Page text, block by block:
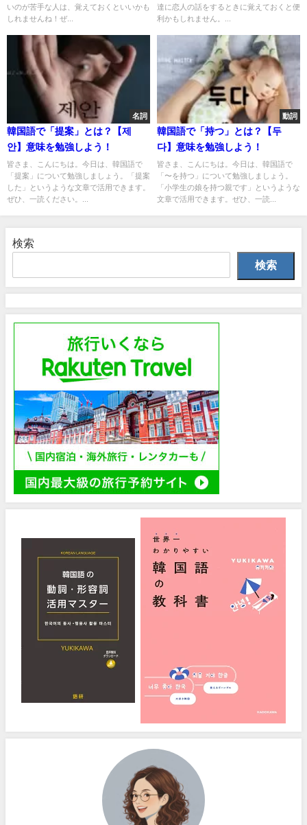
いのが苦手な人は、覚えておくといいかも
しれませんね！ぜ...
達に恋人の話をするときに覚えておくと便
利かもしれません。...
名詞
韓国語で「提案」とは？【제
안】意味を勉強しよう！
皆さま、こんにちは。今日は、韓国語で
「提案」について勉強しましょう。「提案
した」というような文章で活用できます。
ぜひ、一読ください。...
動詞
韓国語で「持つ」とは？【두
다】意味を勉強しよう！
皆さま、こんにちは。今日は、韓国語で
「〜を持つ」について勉強しましょう。
「小学生の娘を持つ親です」というような
文章で活用できます。ぜひ、一読...
検索
検索